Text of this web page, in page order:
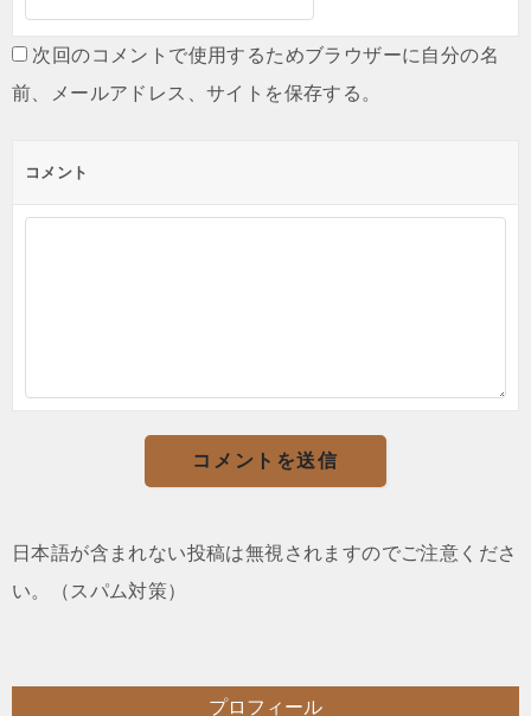
次回のコメントで使用するためブラウザーに自分の名
前、メールアドレス、サイトを保存する。
コメント
日本語が含まれない投稿は無視されますのでご注意くださ
い。（スパム対策）
プロフィール